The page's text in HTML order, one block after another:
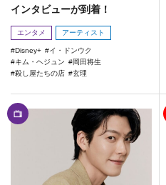
インタビューが到着！
エンタメ アーティスト
Disney+
イ・ドンウク
キム・ヘジュン
岡田将生
殺し屋たちの店
玄理